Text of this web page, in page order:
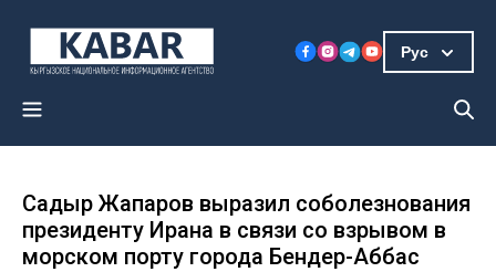
Рус
Садыр Жапаров выразил соболезнования
президенту Ирана в связи со взрывом в
морском порту города Бендер-Аббас